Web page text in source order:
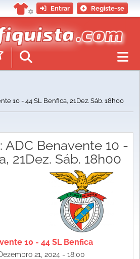
Entrar Registe-se
10 - 44 SL Benfica, 21Dez. Sáb. 18h00
ADC Benavente 10 -
21Dez. Sáb. 18h00
10 - 44 SL Benfica
21, 2024 - 18:00